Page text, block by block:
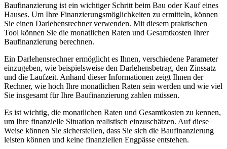
Baufinanzierung ist ein wichtiger Schritt beim Bau oder Kauf eines
Hauses. Um Ihre Finanzierungsmöglichkeiten zu ermitteln, können
Sie einen Darlehensrechner verwenden. Mit diesem praktischen
Tool können Sie die monatlichen Raten und Gesamtkosten Ihrer
Baufinanzierung berechnen.
Ein Darlehensrechner ermöglicht es Ihnen, verschiedene Parameter
einzugeben, wie beispielsweise den Darlehensbetrag, den Zinssatz
und die Laufzeit. Anhand dieser Informationen zeigt Ihnen der
Rechner, wie hoch Ihre monatlichen Raten sein werden und wie viel
Sie insgesamt für Ihre Baufinanzierung zahlen müssen.
Es ist wichtig, die monatlichen Raten und Gesamtkosten zu kennen,
um Ihre finanzielle Situation realistisch einzuschätzen. Auf diese
Weise können Sie sicherstellen, dass Sie sich die Baufinanzierung
leisten können und keine finanziellen Engpässe entstehen.